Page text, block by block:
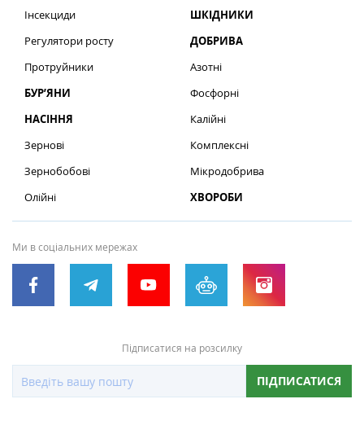
Інсекциди
Регулятори росту
Протруйники
БУР’ЯНИ
НАСІННЯ
Зернові
Зернобобові
Олійні
ШКІДНИКИ
ДОБРИВА
Азотні
Фосфорні
Калійні
Комплексні
Мікродобрива
ХВОРОБИ
Ми в соціальних мережах
Підписатися на розсилку
ПІДПИСАТИСЯ